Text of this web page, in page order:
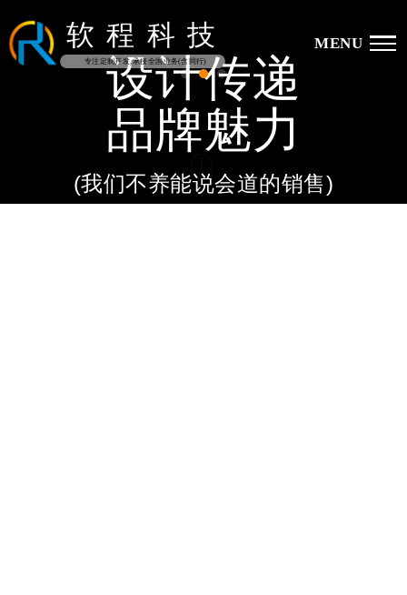
软 程 科 技
专注定制开发,承接全国业务(含同行)
MENU
设计传递
品牌魅力
(我们不养能说会道的销售)